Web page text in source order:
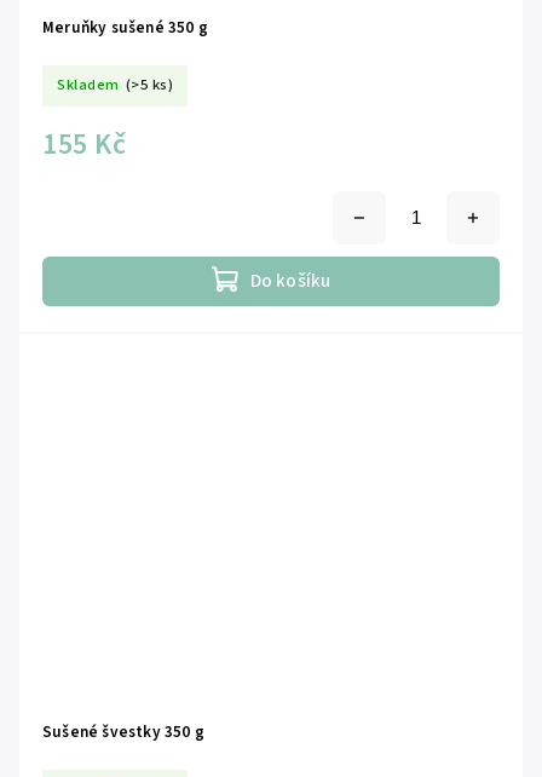
Meruňky sušené 350 g
Skladem (>5 ks)
155 Kč
Do košíku
Sušené švestky 350 g